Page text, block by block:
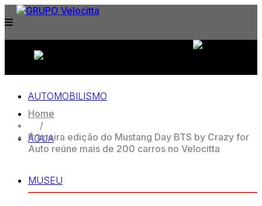
AUTOMOBILISMO
ÁGUA
MUSEU
Home
/
Primeira edição do Mustang Day BTS by Crazy for
Auto reúne mais de 200 carros no Velocitta